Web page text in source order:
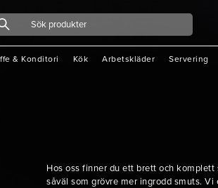
& Konditori Kök Arbetskläder Servering
Hos oss finner du ett brett och
såväl som grövre mer ingrodd smuts.